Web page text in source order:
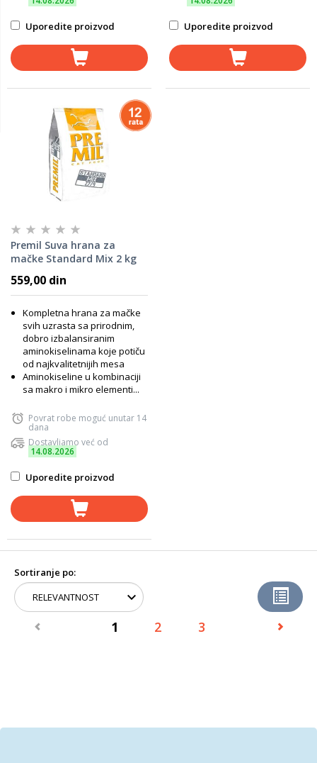
Uporedite proizvod Uporedite proizvod
Premil Suva hrana za
mačke Standard Mix 2 kg
559,00 din
Kompletna hrana za mačke
svih uzrasta sa prirodnim,
dobro izbalansiranim
aminokiselinama koje potiču
od najkvalitetnijih mesa
Aminokiseline u kombinaciji
sa makro i mikro elementi...
Povrat robe moguć unutar 14
dana
Dostavljamo već od
14.08.2026
Uporedite proizvod
Sortiranje po:
1 2 3